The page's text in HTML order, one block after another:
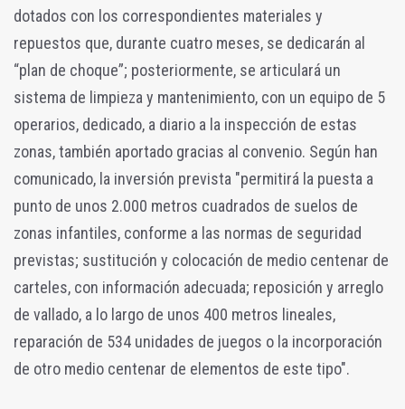
dotados con los correspondientes materiales y
repuestos que, durante cuatro meses, se dedicarán al
“plan de choque”; posteriormente, se articulará un
sistema de limpieza y mantenimiento, con un equipo de 5
operarios, dedicado, a diario a la inspección de estas
zonas, también aportado gracias al convenio. Según han
comunicado, la inversión prevista "permitirá la puesta a
punto de unos 2.000 metros cuadrados de suelos de
zonas infantiles, conforme a las normas de seguridad
previstas; sustitución y colocación de medio centenar de
carteles, con información adecuada; reposición y arreglo
de vallado, a lo largo de unos 400 metros lineales,
reparación de 534 unidades de juegos o la incorporación
de otro medio centenar de elementos de este tipo".